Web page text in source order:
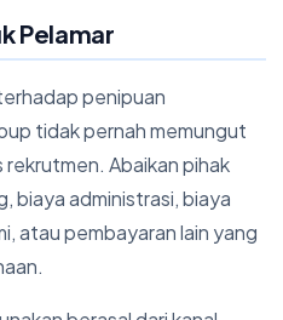
Pelamar
penipuan
tidak pernah memungut
Abaikan pihak
biaya administrasi, biaya
atau pembayaran lain yang